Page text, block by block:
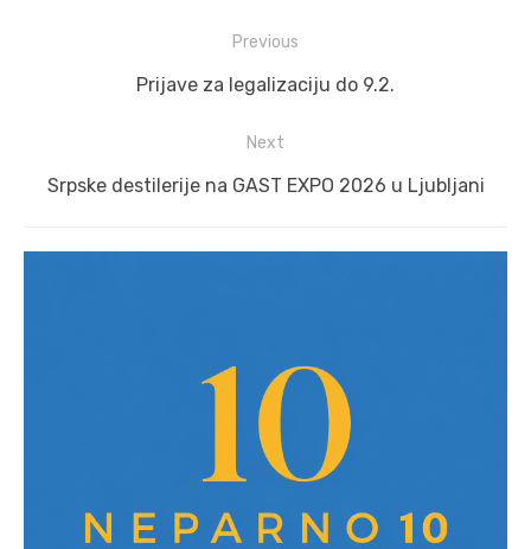
navigation
Previous
Previous
Prijave za legalizaciju do 9.2.
Next
Next
Srpske destilerije na GAST EXPO 2026 u Ljubljani